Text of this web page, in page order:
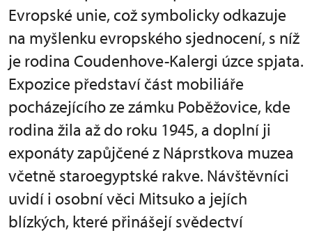
Evropské unie, což symbolicky odkazuje
na myšlenku evropského sjednocení, s níž
je rodina Coudenhove-Kalergi úzce spjata.
Expozice představí část mobiliáře
pocházejícího ze zámku Poběžovice, kde
rodina žila až do roku 1945, a doplní ji
exponáty zapůjčené z Náprstkova muzea
včetně staroegyptské rakve. Návštěvníci
uvidí i osobní věci Mitsuko a jejích
blízkých, které přinášejí svědectví